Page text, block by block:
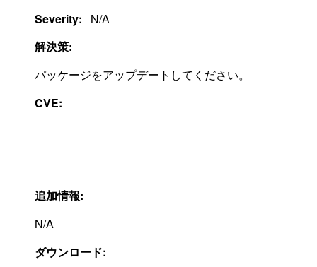
Severity:
N/A
解決策:
パッケージをアップデートしてください。
CVE:
追加情報:
N/A
ダウンロード: